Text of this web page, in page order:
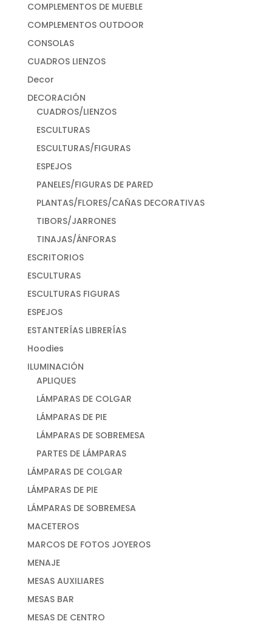
COMPLEMENTOS DE MUEBLE
COMPLEMENTOS OUTDOOR
CONSOLAS
CUADROS LIENZOS
Decor
DECORACIÓN
CUADROS/LIENZOS
ESCULTURAS
ESCULTURAS/FIGURAS
ESPEJOS
PANELES/FIGURAS DE PARED
PLANTAS/FLORES/CAÑAS DECORATIVAS
TIBORS/JARRONES
TINAJAS/ÁNFORAS
ESCRITORIOS
ESCULTURAS
ESCULTURAS FIGURAS
ESPEJOS
ESTANTERÍAS LIBRERÍAS
Hoodies
ILUMINACIÓN
APLIQUES
LÁMPARAS DE COLGAR
LÁMPARAS DE PIE
LÁMPARAS DE SOBREMESA
PARTES DE LÁMPARAS
LÁMPARAS DE COLGAR
LÁMPARAS DE PIE
LÁMPARAS DE SOBREMESA
MACETEROS
MARCOS DE FOTOS JOYEROS
MENAJE
MESAS AUXILIARES
MESAS BAR
MESAS DE CENTRO